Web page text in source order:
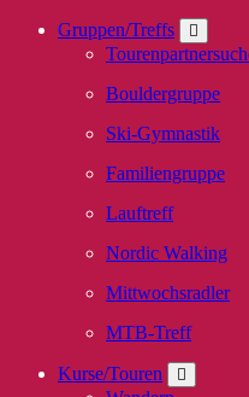
Gruppen/Treffs
Bouldergruppe
Ski-Gymnastik
Familiengruppe
Lauftreff
Nordic Walking
Mittwochsradler
MTB-Treff
Kurse/Touren